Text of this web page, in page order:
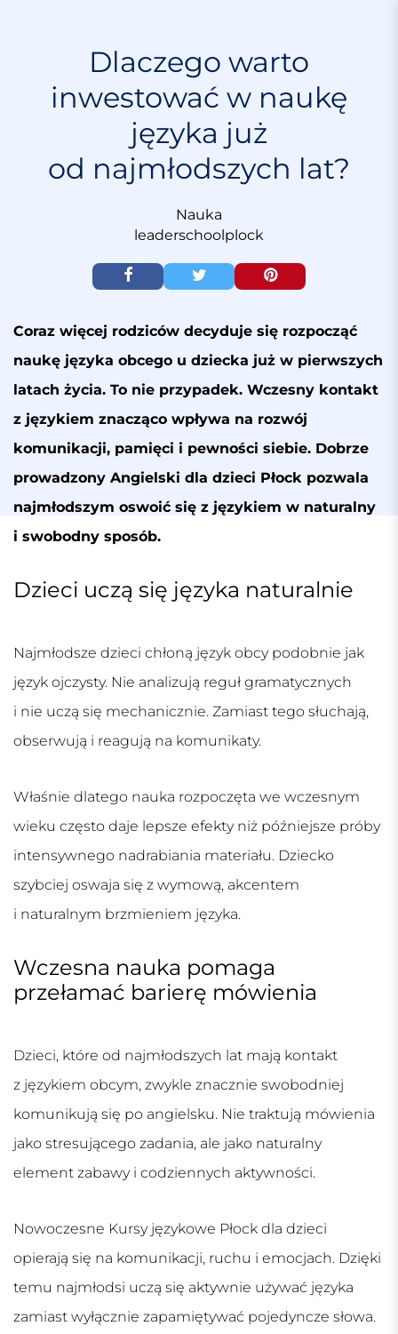
Dlaczego warto
inwestować w naukę
języka już
od najmłodszych lat?
Nauka
leaderschoolplock
Coraz więcej rodziców decyduje się rozpocząć
naukę języka obcego u dziecka już w pierwszych
latach życia. To nie przypadek. Wczesny kontakt
z językiem znacząco wpływa na rozwój
komunikacji, pamięci i pewności siebie. Dobrze
prowadzony Angielski dla dzieci Płock pozwala
najmłodszym oswoić się z językiem w naturalny
i swobodny sposób.
Dzieci uczą się języka naturalnie
Najmłodsze dzieci chłoną język obcy podobnie jak
język ojczysty. Nie analizują reguł gramatycznych
i nie uczą się mechanicznie. Zamiast tego słuchają,
obserwują i reagują na komunikaty.
Właśnie dlatego nauka rozpoczęta we wczesnym
wieku często daje lepsze efekty niż późniejsze próby
intensywnego nadrabiania materiału. Dziecko
szybciej oswaja się z wymową, akcentem
i naturalnym brzmieniem języka.
Wczesna nauka pomaga
przełamać barierę mówienia
Dzieci, które od najmłodszych lat mają kontakt
z językiem obcym, zwykle znacznie swobodniej
komunikują się po angielsku. Nie traktują mówienia
jako stresującego zadania, ale jako naturalny
element zabawy i codziennych aktywności.
Nowoczesne Kursy językowe Płock dla dzieci
opierają się na komunikacji, ruchu i emocjach. Dzięki
temu najmłodsi uczą się aktywnie używać języka
zamiast wyłącznie zapamiętywać pojedyncze słowa.